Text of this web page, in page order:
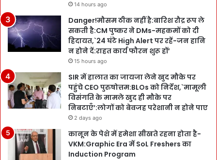
14 hours ago
Danger!मौसम ठीक नहीं है:बारिश रौद्र रूप ले
सकती है:CM पुष्कर ने DMs-महकमों को दी
हिदायत,`24 घंटे High Alert पर रहें-जन हानि
न होने दें:राहत कार्य फौरन शुरू हों’
15 hours ago
SIR में हालात का जायजा लेने खुद मौके पर
पहुंचे CEO पुरुषोत्तम:BLOs को निर्देश,`मामूली
विसंगति के मामले खुद ही मौके पर
निबटाएँ’:लोगों को बेवजह परेशानी न होने पाए
2 days ago
कानून के पेशे में हमेशा सीखते रहना होता है-
VKM:Graphic Era में SoL Freshers का
Induction Program